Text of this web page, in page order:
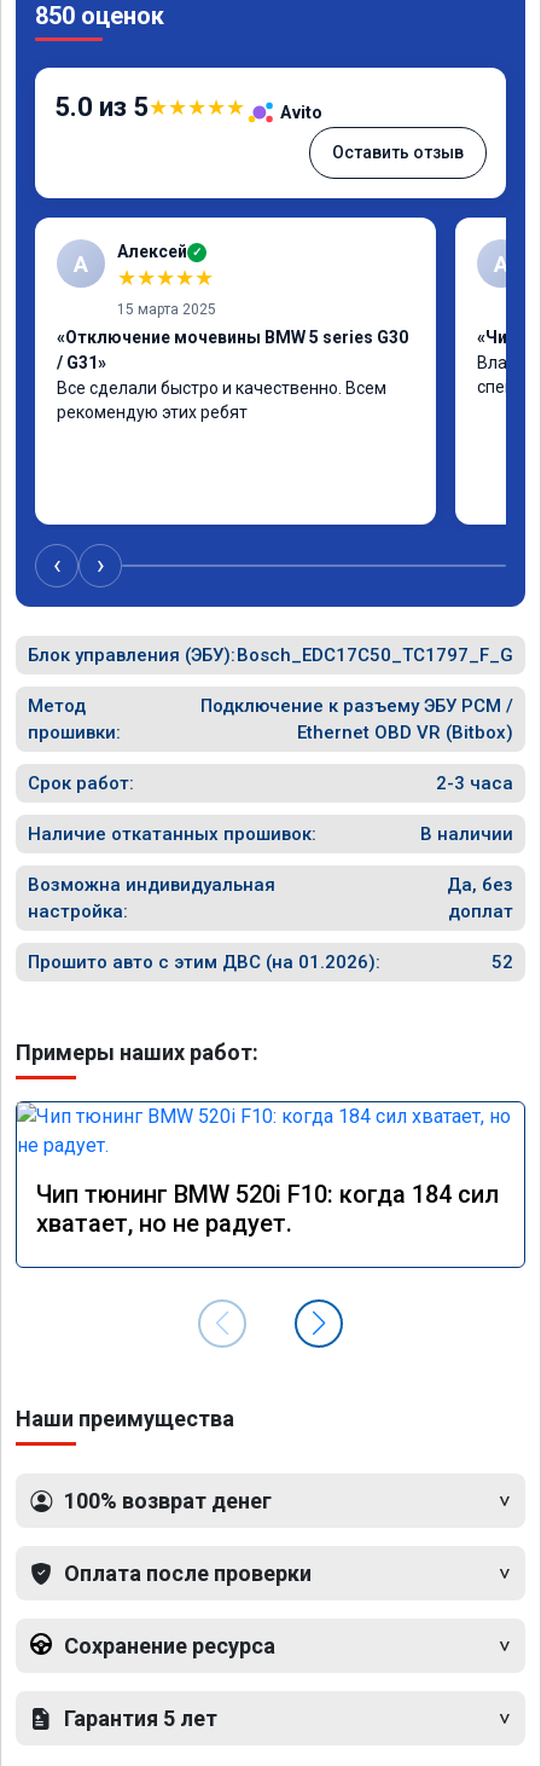
850 оценок
5.0 из 5★★★★★ Avito
Оставить отзыв
А Алексей ✓
★★★★★
15 марта 2025
«Отключение мочевины BMW 5 series G30
/ G31»
Все сделали быстро и качественно. Всем
рекомендую этих ребят
А
«Чип
‹ ›
Блок управления (ЭБУ):Bosch_EDC17C50_TC1797_F_G
Метод
прошивки:
Подключение к разъему ЭБУ PCM /
Ethernet OBD VR (Bitbox)
Срок работ: 2-3 часа
Наличие откатанных прошивок: В наличии
Возможна индивидуальная
настройка:
Да, без
доплат
Прошито авто с этим ДВС (на 01.2026): 52
Примеры наших работ:
Чип тюнинг BMW 520i F10: когда 184 сил
хватает, но не радует.
Наши преимущества
100% возврат денег
Оплата после проверки
Сохранение ресурса
Гарантия 5 лет